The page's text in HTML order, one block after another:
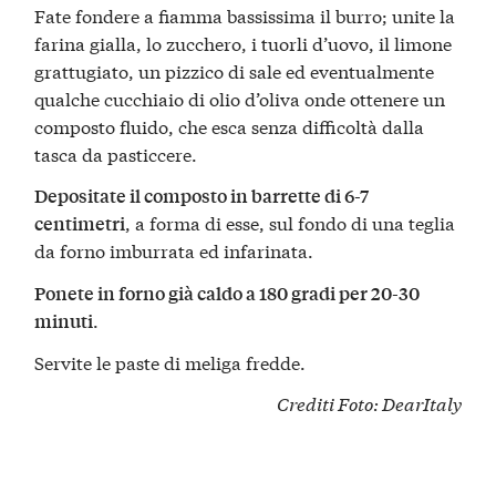
Fate fondere a fiamma bassissima il burro; unite la
farina gialla, lo zucchero, i tuorli d’uovo, il limone
grattugiato, un pizzico di sale ed eventualmente
qualche cucchiaio di olio d’oliva onde ottenere un
composto fluido, che esca senza difficoltà dalla
tasca da pasticcere.
Depositate il composto in barrette di 6-7
centimetri, a forma di esse, sul fondo di una teglia
da forno imburrata ed infarinata.
Ponete in forno già caldo a 180 gradi per 20-30
minuti.
Servite le paste di meliga fredde.
Crediti Foto: DearItaly